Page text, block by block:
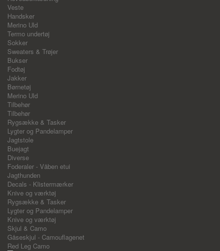
Veste
Handsker
Merino Uld
Termo undertøj
Sokker
Sweaters & Trøjer
Bukser
Fodtøj
Jakker
Børnetøj
Merino Uld
Tilbehør
Tilbehør
Rygsække & Tasker
Lygter og Pandelamper
Jagtstole
Buejagt
Diverse
Foderaler - Våben etui
Jagthunden
Decals - Klistermærker
Knive og værktøj
Rygsække & Tasker
Lygter og Pandelamper
Knive og værktøj
Skjul & Camo
Gåseskjul - Camouflagenet
Red Leg Camo